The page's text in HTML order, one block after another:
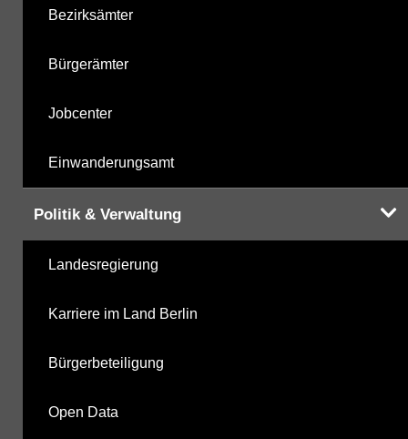
Bezirksämter
Bürgerämter
Jobcenter
Einwanderungsamt
Politik & Verwaltung
Landesregierung
Karriere im Land Berlin
Bürgerbeteiligung
Open Data